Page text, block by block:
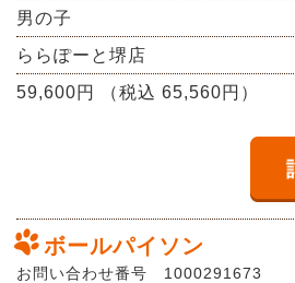
男の子
ららぽーと堺店
59,600円 （税込 65,560円）
ボールパイソン
お問い合わせ番号 1000291673